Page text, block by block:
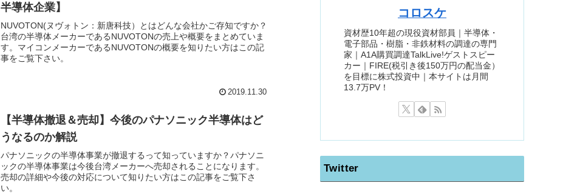
半導体企業】
NUVOTON(ヌヴォトン：新唐科技）とはどんな会社かご存知ですか？
台湾の半導体メーカーであるNUVOTONの売上や概要をまとめていま
す。マイコンメーカーであるNUVOTONの概要を知りたい方はこの記
事をご覧下さい。
2019.11.30
【半導体撤退＆売却】今後のパナソニック半導体はど
うなるのか解説
パナソニックの半導体事業が撤退するって知っていますか？パナソニ
ックの半導体事業は今後台湾メーカーへ売却されることになります。
売却の詳細や今後の対応について知りたい方はこの記事をご覧下さ
い。
コロスケ
資材歴10年超の現役資材部員｜半導体・
電子部品・樹脂・非鉄材料の調達の専門
家｜A1A購買調達TalkLive!ゲストスピー
カー｜FIRE(税引き後150万円の配当金）
を目標に株式投資中｜本サイトは月間
13.7万PV！
Twitter